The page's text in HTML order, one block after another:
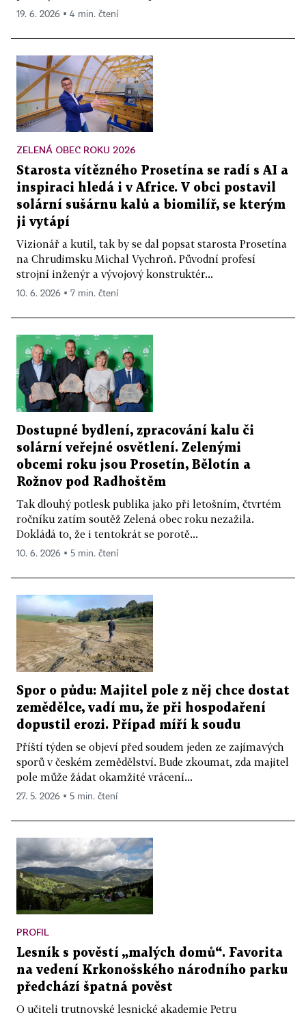
19. 6. 2026 ▪ 4 min. čtení
ZELENÁ OBEC ROKU 2026
Starosta vítězného Prosetína se radí s AI a
inspiraci hledá i v Africe. V obci postavil
solární sušárnu kalů a biomilíř, se kterým
ji vytápí
Vizionář a kutil, tak by se dal popsat starosta Prosetína
na Chrudimsku Michal Vychroň. Původní profesí
strojní inženýr a vývojový konstruktér...
10. 6. 2026 ▪ 7 min. čtení
Dostupné bydlení, zpracování kalu či
solární veřejné osvětlení. Zelenými
obcemi roku jsou Prosetín, Bělotín a
Rožnov pod Radhoštěm
Tak dlouhý potlesk publika jako při letošním, čtvrtém
ročníku zatím soutěž Zelená obec roku nezažila.
Dokládá to, že i tentokrát se porotě...
10. 6. 2026 ▪ 5 min. čtení
Spor o půdu: Majitel pole z něj chce dostat
zemědělce, vadí mu, že při hospodaření
dopustil erozi. Případ míří k soudu
Příští týden se objeví před soudem jeden ze zajímavých
sporů v českém zemědělství. Bude zkoumat, zda majitel
pole může žádat okamžité vrácení...
27. 5. 2026 ▪ 5 min. čtení
PROFIL
Lesník s pověstí „malých domů“. Favorita
na vedení Krkonošského národního parku
předchází špatná pověst
O učiteli trutnovské lesnické akademie Petru